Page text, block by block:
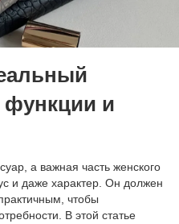
функции и
а важная часть женского
и даже характер. Он должен
чтобы
В этой статье